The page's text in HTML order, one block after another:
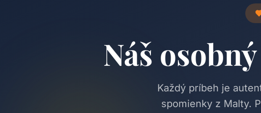
Náš
Každý príbeh je
spomienky z Malty.